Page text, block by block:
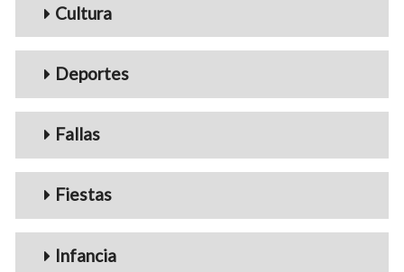
Cultura
Deportes
Fallas
Fiestas
Infancia